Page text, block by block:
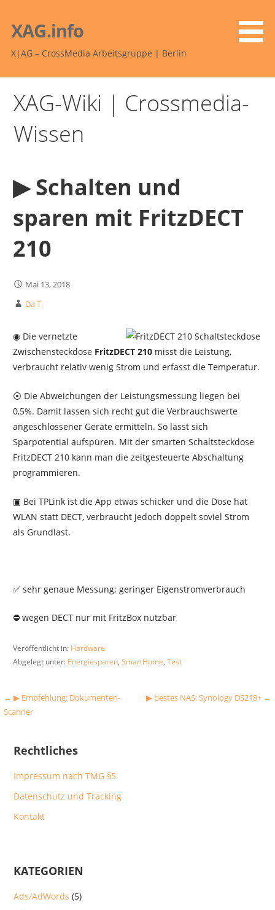
Inhalt
springen
XAG.info
X|AG – CrossMedia Arbeitsgruppe | Berlin
XAG-Wiki | Crossmedia-
Wissen
▶︎ Schalten und
sparen mit FritzDECT
210
Mai 13, 2018
Da T.
◉ Die vernetzte
Zwischensteckdose FritzDECT 210misst die Leistung,
verbraucht relativ wenig Strom und erfasst die Temperatur.
⦿ Die Abweichungen der Leistungsmessung liegen bei
0,5%. Damit lassen sich recht gut die Verbrauchswerte
angeschlossener Geräte ermitteln. So lässt sich
Sparpotential aufspüren. Mit der smarten Schaltsteckdose
FritzDECT 210 kann man die zeitgesteuerte Abschaltung
programmieren.
▣ Bei TPLink ist die App etwas schicker und die Dose hat
WLAN statt DECT, verbraucht jedoch doppelt soviel Strom
als Grundlast.
✅ sehr genaue Messung; geringer Eigenstromverbrauch
⛔️ wegen DECT nur mit FritzBox nutzbar
Veröffentlicht in: Hardware
Abgelegt unter: Energiesparen, SmartHome, Test
Beitragsnavigation
← ▶︎ Empfehlung: Dokumenten-
Scanner
▶︎ bestes NAS: Synology DS218+ →
Rechtliches
Impressum nach TMG §5
Datenschutz und Tracking
Kontakt
KATEGORIEN
Ads/AdWords (5)